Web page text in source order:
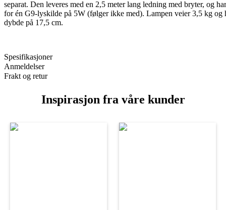
separat. Den leveres med en 2,5 meter lang ledning med bryter, og
for én G9-lyskilde på 5W (følger ikke med). Lampen veier 3,5 kg og
dybde på 17,5 cm.
Spesifikasjoner
Anmeldelser
Frakt og retur
Inspirasjon fra våre kunder